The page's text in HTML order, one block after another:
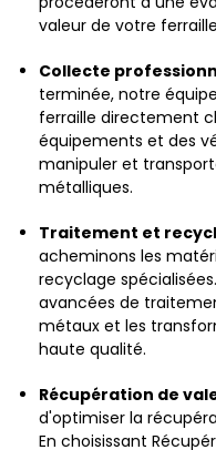
valeur de votre
Collecte
terminée, notre
ferraille directement
équipements et des
manipuler et
métalliques.
Traitement et
acheminons les
recyclage
avancées de
métaux et les
haute qualité.
Récupération de
d'optimiser la
En choisissant